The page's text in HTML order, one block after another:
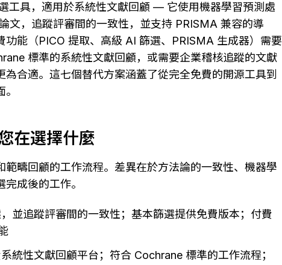
工具，適用於系統性文獻回顧 — 它使用機器學習預測處
文，追蹤評審間的一致性，並支持 PRISMA 兼容的導
功能（PICO 提取、高級 AI 篩選、PRISMA 生成器）需要
標準的系統性文獻回顧，或需要企業稽核追蹤的文獻
合適。這七個替代方案涵蓋了從完全免費的開源工具到
在選擇什麼
疇回顧的工作流程。差異在於方法論的一致性、機器學
成後的工作。
並追蹤評審間的一致性；基本篩選提供免費版本；付費
統性文獻回顧平台；符合 Cochrane 標準的工作流程；